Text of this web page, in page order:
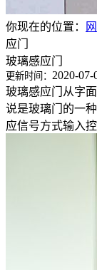
你现在的位置：
应门
玻璃感应门
更新时间： 2020-07-
玻璃感应门从字
说是玻璃门的一
应信号方式输入